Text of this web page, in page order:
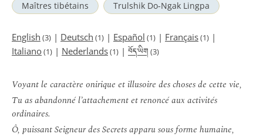
Maîtres tibétains Trulshik Do-Ngak Lingpa
English (3) | Deutsch (1) | Español (1) | Français(1) |
Italiano(1) | Nederlands(1) | བོད་ཡིག (3)
Voyant le caractère onirique et illusoire des choses de cette vie,
Tu as abandonné l’attachement et renoncé aux activités
ordinaires.
Ô, puissant Seigneur des Secrets apparu sous forme humaine,